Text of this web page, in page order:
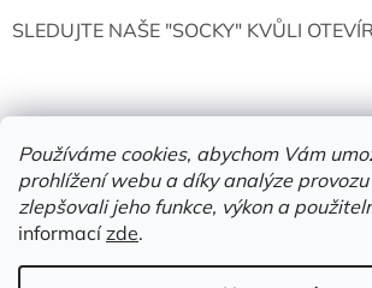
Používáme cookies, abychom Vám
prohlížení webu a díky analýze
zlepšovali jeho funkce, výkon a
informacízde.
SLEDUJTE NAŠE "SOCKY" KVŮLI
Vytvořil Shoptet